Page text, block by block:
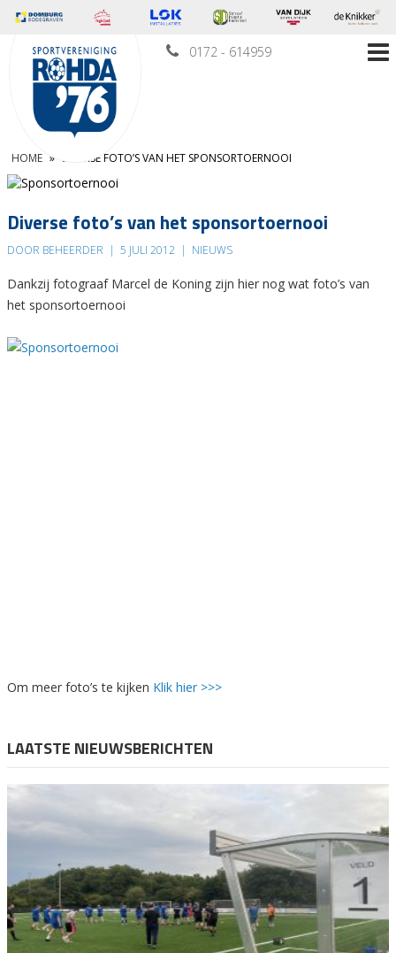
0172 - 614959
HOME » DIVERSE FOTO’S VAN HET SPONSORTOERNOOI
Diverse foto’s van het sponsortoernooi
DOOR BEHEERDER | 5 JULI 2012 | NIEUWS
Dankzij fotograaf Marcel de Koning zijn hier nog wat foto’s van
het sponsortoernooi
Om meer foto’s te kijken Klik hier >>>
LAATSTE NIEUWSBERICHTEN